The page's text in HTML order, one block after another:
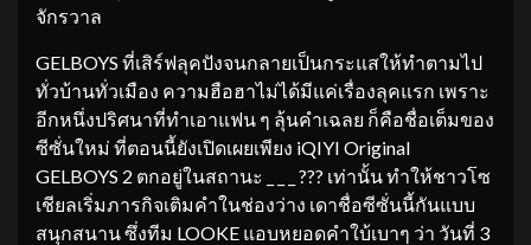
จักรวาล
GELBOYS ที่เสิร์ฟลุคปังจนกลายเป็นกระแสให้ทำตามไป
ทั่วบ้านทั่วเมือง ความฮือฮาไม่ได้มีแค่เรื่องลุคแรก เพราะ
อีกหนึ่งปริศนาที่ทำเอาแฟน ๆ ลุ้นคำเฉลย ก็คือชื่อเต็มของ
ซีซั่นใหม่ ที่ตอนนี้ยังเปิดเผยเพียง iQIYI Original
GELBOYS 2 ตกอยู่ในสถานะ _ _ _ ??? เท่านั้น ทำให้ชาวโซ
เชียลเริ่มภารกิจเติมคำในช่องว่าง เดาชื่อซีซั่นนี้กันแบบ
สนุกสนาน ซึ่งทีม LOOKE แอบหยอดคำใบ้เบาๆ ว่า วันที่ 3